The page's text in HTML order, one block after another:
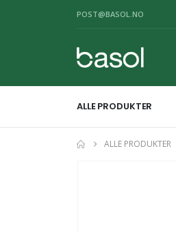
POST@BASOL.NO
ALLE PRODUKTER
ALLE PRODUKTER